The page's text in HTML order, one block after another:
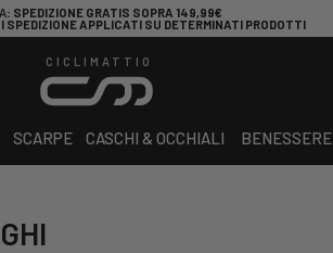
: SPEDIZIONE GRATIS SOPRA 149,99€
SPEDIZIONE APPLICATI SU DETERMINATI PRODOTTI
CICLIMATTIO
SCARPE CASCHI & OCCHIALI BENESSERE